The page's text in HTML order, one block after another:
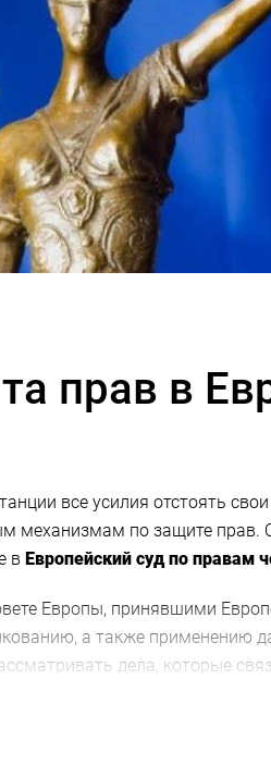
прав в
все усилия отстоять
механизмам по защите прав.
в Европейский суд по правам
Европы, принявшими
а также применению
дела, которые
прав и свобод, которые